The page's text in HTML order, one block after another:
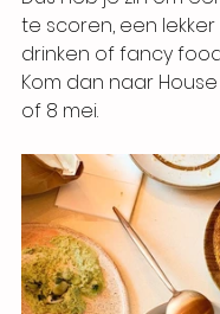
te scoren, een
drinken of fancy
Kom dan naar House
of 8 mei.